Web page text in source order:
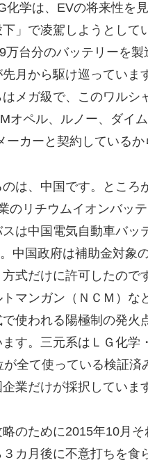
学は、EVの将来性を
」で凌駕しようとして
台分のバッテリーを製
月から駆け巡っていま
メガ級で、このワルシ
オペル、ルノー、ダイ
カーと契約しているか
は、中国です。ところ
のリチウムイオンバッ
は中国電気自動車バッ
中国政府は補助金対象
式だけに許可したので
マンガン（ＮＣＭ）な
使われる陽極制の発火
す。三元系はＬＧ化学
全て使っている検証済
業だけが採択していま
のために2015年10月
カ月後に不意打ちを食